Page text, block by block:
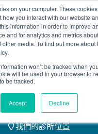
on your computer. These
you interact with our website
information in order to improve
and for analytics and metrics
media. To find out more about
won’t be tracked when
will be used in your browser to
be tracked.
Accept Decline
預約
我們的醫護團隊
我們的診所位置